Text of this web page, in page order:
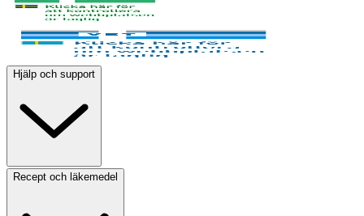
Hjälp och support
Recept och läkemedel